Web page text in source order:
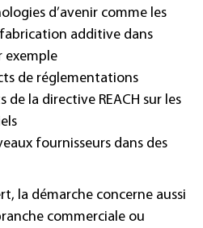
d’avenir comme les
additive dans
exemple
de réglementations
de la directive REACH sur les
fournisseurs dans des
la démarche concerne aussi
commerciale ou